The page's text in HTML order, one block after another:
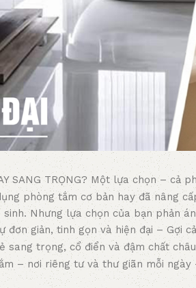
SANG TRỌNG? Một lựa chọn – cả
phòng tắm cơ bản hay đã nâng
Nhưng lựa chọn của bạn phản
giản, tinh gọn và hiện đại – Gợi
sang trọng, cổ điển và đậm chất
– nơi riêng tư và thư giãn mỗi